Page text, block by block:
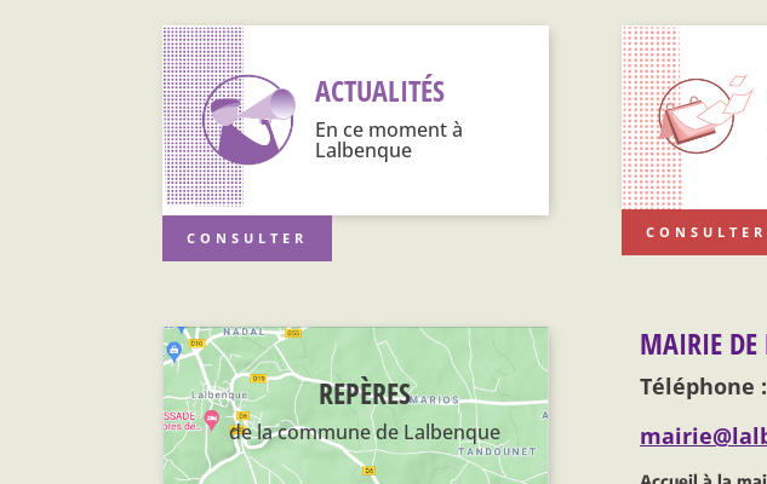
ACTUALITÉS
En ce moment à
Lalbenque
CONSULTER CONSULTER
REPÈRES
de la commune de Lalbenque
MAIRIE DE
Téléphone